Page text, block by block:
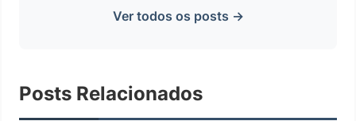
Ver todos os posts →
Posts Relacionados